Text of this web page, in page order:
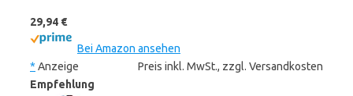
29,94 €
Bei Amazon ansehen
* Anzeige
Preis inkl. MwSt., zzgl. Versandkosten
Empfehlung